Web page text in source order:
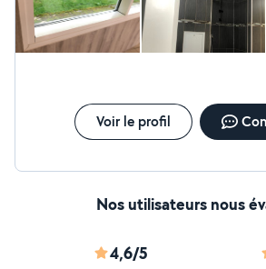
Voir le profil
Nos utilisateurs nous
4,6/5